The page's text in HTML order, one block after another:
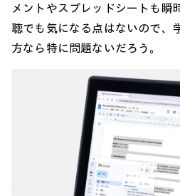
メントやスプレッドシートも瞬
聴でも気になる点はないので、
方なら特に問題ないだろう。